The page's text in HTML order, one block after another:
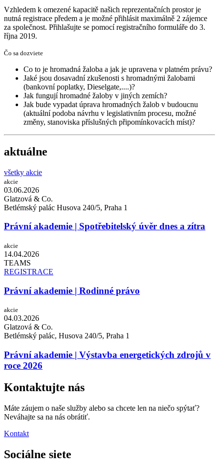
Vzhledem k omezené kapacitě našich reprezentačních prostor je
nutná registrace předem a je možné přihlásit maximálně 2 zájemce
za společnost. Přihlašujte se pomocí registračního formuláře do 3.
října 2019.
Čo sa dozviete
Co to je hromadná žaloba a jak je upravena v platném právu?
Jaké jsou dosavadní zkušenosti s hromadnými žalobami
(bankovní poplatky, Dieselgate,....)?
Jak fungují hromadné žaloby v jiných zemích?
Jak bude vypadat úprava hromadných žalob v budoucnu
(aktuální podoba návrhu v legislativním procesu, možné
změny, stanoviska příslušných připomínkovacích míst)?
aktuálne
všetky akcie
akcie
03.06.2026
Glatzová & Co.
Betlémský palác Husova 240/5, Praha 1
Právní akademie | Spotřebitelský úvěr dnes a zítra
akcie
14.04.2026
TEAMS
REGISTRACE
Právní akademie | Rodinné právo
akcie
04.03.2026
Glatzová & Co.
Betlémský palác, Husova 240/5, Praha 1
Právní akademie | Výstavba energetických zdrojů v
roce 2026
Kontaktujte nás
Máte záujem o naše služby alebo sa chcete len na niečo spýtať?
Neváhajte sa na nás obrátiť.
Kontakt
Sociálne siete